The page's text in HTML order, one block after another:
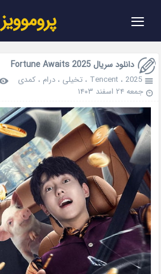
≡ پروموویز
دانلود سریال Fortune Awaits 2025
2025 ،Tencent ،تخیلی ،درام ،کمدی
جمعه ۲۴ اسفند ۱۴۰۳